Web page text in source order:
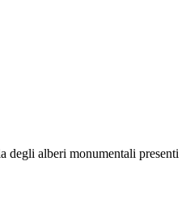
degli alberi monumentali presenti